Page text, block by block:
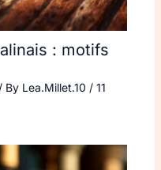
: motifs
By Lea.Millet.10 / 11